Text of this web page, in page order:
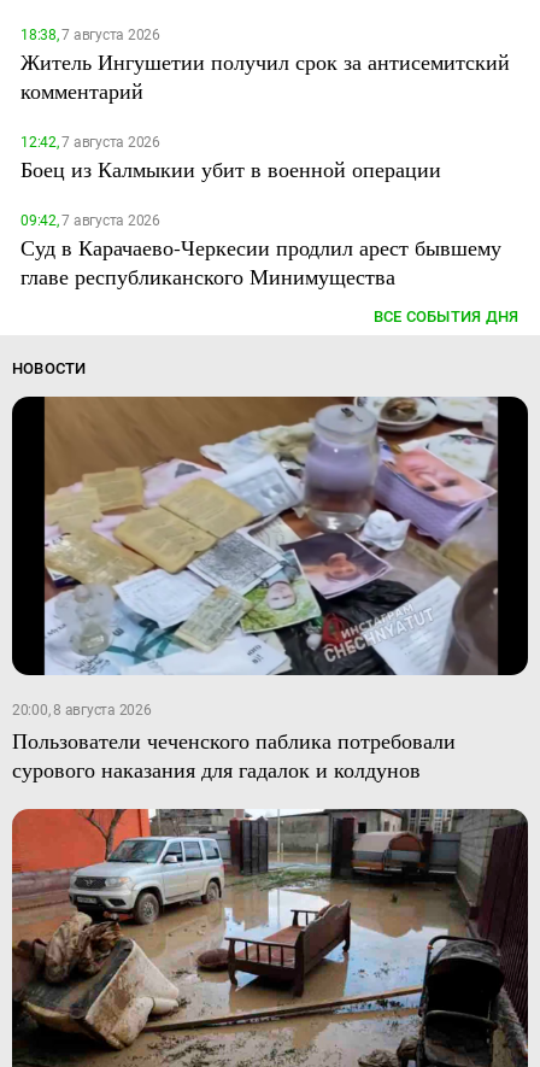
18:38,7 августа 2026
Житель Ингушетии получил срок за антисемитский
комментарий
12:42,7 августа 2026
Боец из Калмыкии убит в военной операции
09:42,7 августа 2026
Суд в Карачаево-Черкесии продлил арест бывшему
главе республиканского Минимущества
ВСЕ СОБЫТИЯ ДНЯ
НОВОСТИ
20:00, 8 августа 2026
Пользователи чеченского паблика потребовали
сурового наказания для гадалок и колдунов